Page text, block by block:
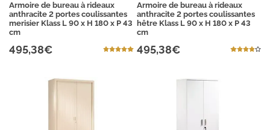
Armoire de bureau à rideaux
anthracite 2 portes coulissantes
merisier Klass L 90 x H 180 x P 43
cm
495,38€
Armoire de bureau à rideaux
anthracite 2 portes coulissantes
hêtre Klass L 90 x H 180 x P 43
cm
495,38€